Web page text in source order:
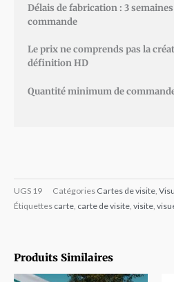
Délais de fabrication : 3
commande
Le prix ne comprends pas la
définition HD
Quantité minimum de
UGS 19 Catégories Cartes de visite
Étiquettes carte carte de visite visite
Produits Similaires